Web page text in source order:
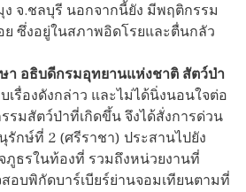
จ.ชลบุรี นอกจากนี้ยัง มีพฤติกรรม
ซึ่งอยู่ในสภาพอิดโรยและตื่นกลัว
า อธิบดีกรมอุทยานแห่งชาติ สัตว์ป่า
เรื่องดังกล่าว และไม่ได้นิ่งนอนใจต่อ
มสัตว์ป่าที่เกิดขึ้น จึงได้สั่งการด่วน
กษ์ที่ 2 (ศรีราชา) ประสานไปยัง
ภูธรในท้องที่ รวมถึงหน่วยงานที่
อบพิกัดบาร์เบียร์ย่านจอมเทียนตามที่